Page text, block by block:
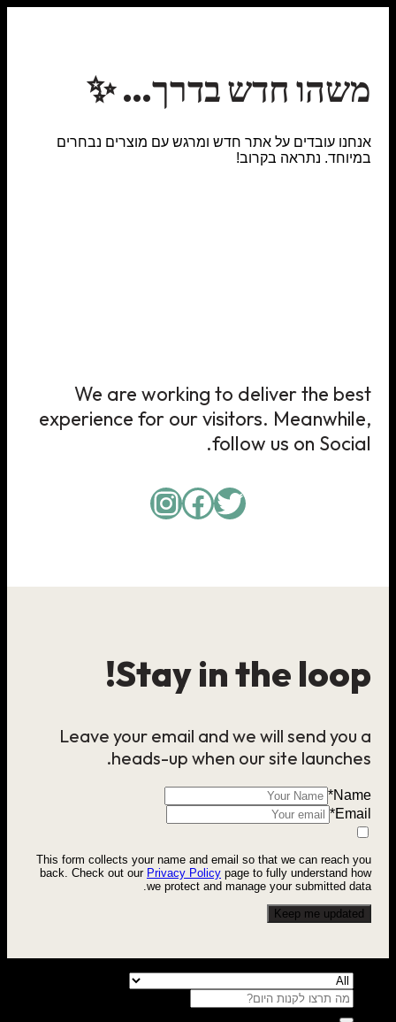
משהו חדש בדרך… ✨
אנחנו עובדים על אתר חדש ומרגש עם מוצרים נבחרים
במיוחד. נתראה בקרוב!
We are working to deliver the best
experience for our visitors. Meanwhile,
follow us on Social.
Twitter
Facebook
Instagram
Stay in the loop!
Leave your email and we will send you a
heads-up when our site launches.
Name
*
Email
*
This form collects your name and email so that we can reach you
back. Check out our Privacy Policy page to fully understand how
we protect and manage your submitted data.
Keep me updated
חיפוש
עבור: